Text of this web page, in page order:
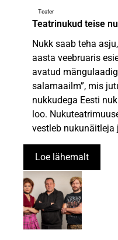
Teater
Teatrinukud teise
Nukk saab teha
aasta veebruaris
avatud
salamaailm”, mis
nukkudega Eesti
loo.
vestleb nukunäitleja
Loe lähemalt